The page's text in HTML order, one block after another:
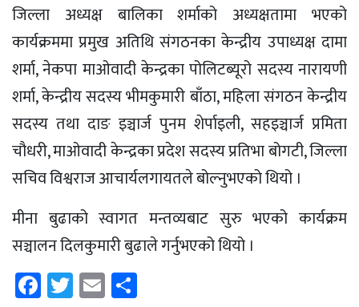
जिल्ला अध्यक्ष बालिका शर्माको अध्यक्षतामा भएको
कार्यक्रममा प्रमुख अतिथि संगठनका केन्द्रीय उपाध्यक्ष दामा
शर्मा, नेकपा माओवादी केन्द्रका पोलिटब्यूरो सदस्य नारायणी
शर्मा, केन्द्रीय सदस्य भीमकुमारी बाँठा, महिला संगठन केन्द्रीय
सदस्य तथा दाङ इञ्चार्ज पुनम शेर्पाइली, सहइञ्चार्ज प्रमिता
चौधरी, माओवादी केन्द्रका प्रदेश सदस्य प्रतिभा बोगटी, जिल्ला
सचिव विश्वराज आचार्यलगायतले बोल्नुभएको थियो ।
मीना बुढाको स्वागत मन्तव्यबाट सुरु भएको कार्यक्रम
सञ्चालन दिलकुमारी बुढाले गर्नुभएको थियो ।
Facebook
Twitter
Email